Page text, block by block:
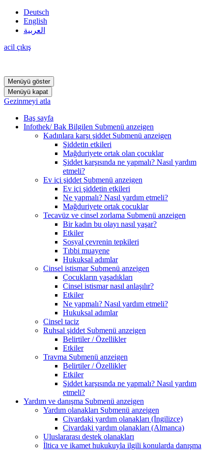
Deutsch
English
العربية
acil çıkış
Menüyü göster
Menüyü kapat
Gezinmeyi atla
Baş sayfa
Infothek/ Bak Bilgilen Submenü anzeigen
Kadınlara karşı şiddet Submenü anzeigen
Şiddetin etkileri
Mağduriyete ortak olan çocuklar
Şiddet karşısında ne yapmalı? Nasıl yardım
etmeli?
Ev içi şiddet Submenü anzeigen
Ev içi şiddetin etkileri
Ne yapmalı? Nasıl yardım etmeli?
Mağduriyete ortak çocuklar
Tecavüz ve cinsel zorlama Submenü anzeigen
Bir kadın bu olayı nasıl yaşar?
Etkiler
Sosyal çevrenin tepkileri
Tıbbi muayene
Hukuksal adımlar
Cinsel istismar Submenü anzeigen
Çocukların yaşadıkları
Cinsel istismar nasıl anlaşılır?
Etkiler
Ne yapmalı? Nasıl yardım etmeli?
Hukuksal adımlar
Cinsel taciz
Ruhsal şiddet Submenü anzeigen
Belirtiler / Özellikler
Etkiler
Travma Submenü anzeigen
Belirtiler / Özellikler
Etkiler
Şiddet karşısında ne yapmalı? Nasıl yardım
etmeli?
Yardım ve danışma Submenü anzeigen
Yardım olanakları Submenü anzeigen
Civardaki yardım olanakları (İngilizce)
Civardaki yardım olanakları (Almanca)
Uluslararası destek olanakları
İltica ve ikamet hukukuyla ilgili konularda danışma